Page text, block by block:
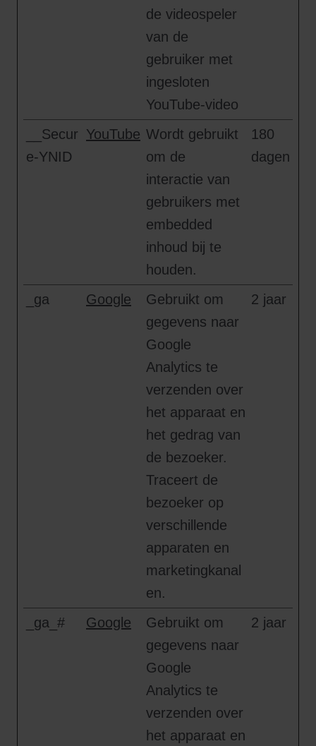
de videospeler
van de
gebruiker met
ingesloten
YouTube-video
__Secur
e-YNID
YouTube Wordt gebruikt
om de
interactie van
gebruikers met
embedded
inhoud bij te
houden.
180
dagen
_ga Google
Gebruikt om
gegevens naar
Google
Analytics te
verzenden over
het apparaat en
het gedrag van
de bezoeker.
Traceert de
bezoeker op
verschillende
apparaten en
marketingkanal
en.
2 jaar
_ga_# Google
Gebruikt om
gegevens naar
Google
Analytics te
verzenden over
het apparaat en
2 jaar